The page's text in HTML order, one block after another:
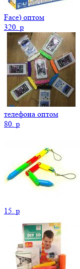
Face) оптом
320. p
телефона оптом
80. p
15. p